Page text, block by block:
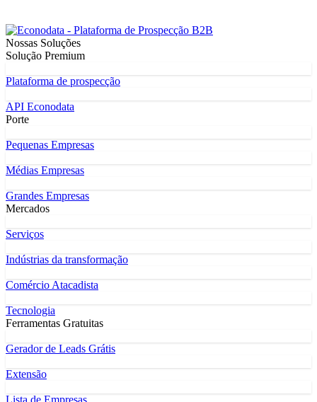
Nossas Soluções
Solução Premium
Plataforma de prospecção
API Econodata
Porte
Pequenas Empresas
Médias Empresas
Grandes Empresas
Mercados
Serviços
Indústrias da transformação
Comércio Atacadista
Tecnologia
Ferramentas Gratuitas
Gerador de Leads Grátis
Extensão
Lista de Empresas